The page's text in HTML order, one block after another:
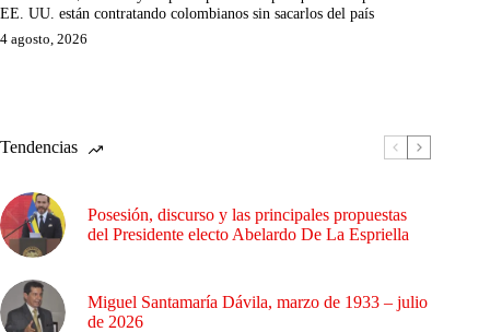
EE. UU. están contratando colombianos sin sacarlos del país
4 agosto, 2026
Tendencias
Posesión, discurso y las principales propuestas
del Presidente electo Abelardo De La Espriella
Miguel Santamaría Dávila, marzo de 1933 – julio
de 2026